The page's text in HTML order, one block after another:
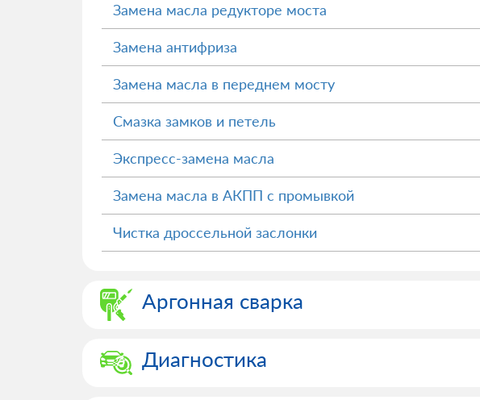
Замена масла редукторе моста
Замена антифриза
Замена масла в переднем мосту
Смазка замков и петель
Экспресс-замена масла
Замена масла в АКПП с промывкой
Чистка дроссельной заслонки
Аргонная сварка
Диагностика